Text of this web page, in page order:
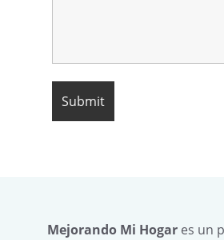
Mejorando Mi Hogares un